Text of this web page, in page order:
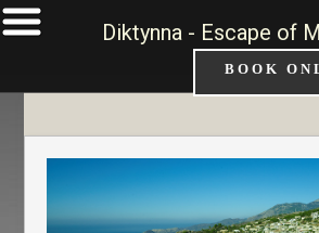
Diktynna - Escape of
BOOK